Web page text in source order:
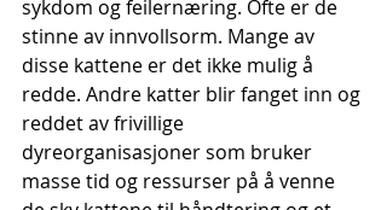
sykdom og feilernæring. Ofte er de
stinne av innvollsorm. Mange av
disse kattene er det ikke mulig å
redde. Andre katter blir fanget inn og
reddet av frivillige
dyreorganisasjoner som bruker
masse tid og ressurser på å venne